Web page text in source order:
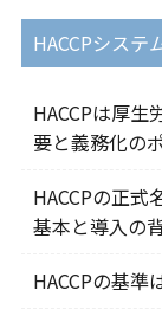
HACCPシステ
HACCPは厚
要と義務化の
HACCPの正
基本と導入の
HACCPの基準